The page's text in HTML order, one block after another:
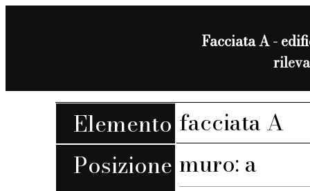
Facciata A -
Elemento facciata A
Posizione muro: a